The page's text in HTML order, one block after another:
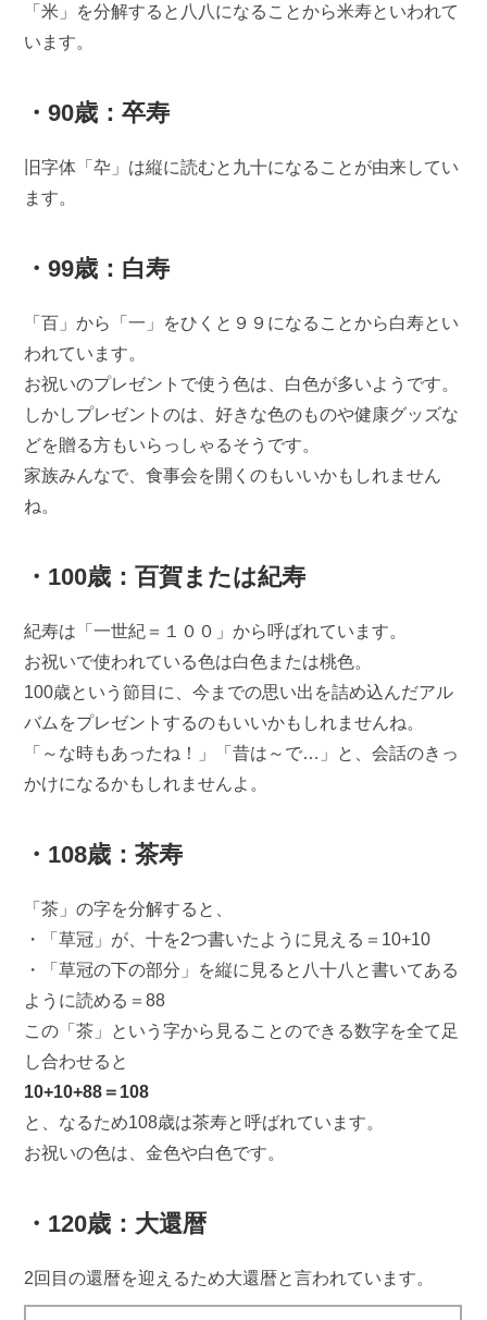
「米」を分解すると八八になることから米寿といわれて
います。
・90歳：卒寿
旧字体「卆」は縦に読むと九十になることが由来してい
ます。
・99歳：白寿
「百」から「一」をひくと９９になることから白寿とい
われています。
お祝いのプレゼントで使う色は、白色が多いようです。
しかしプレゼントのは、好きな色のものや健康グッズな
どを贈る方もいらっしゃるそうです。
家族みんなで、食事会を開くのもいいかもしれません
ね。
・100歳：百賀または紀寿
紀寿は「一世紀＝１００」から呼ばれています。
お祝いで使われている色は白色または桃色。
100歳という節目に、今までの思い出を詰め込んだアル
バムをプレゼントするのもいいかもしれませんね。
「～な時もあったね！」「昔は～で…」と、会話のきっ
かけになるかもしれませんよ。
・108歳：茶寿
「茶」の字を分解すると、
・「草冠」が、十を2つ書いたように見える＝10+10
・「草冠の下の部分」を縦に見ると八十八と書いてある
ように読める＝88
この「茶」という字から見ることのできる数字を全て足
し合わせると
10+10+88＝108
と、なるため108歳は茶寿と呼ばれています。
お祝いの色は、金色や白色です。
・120歳：大還暦
2回目の還暦を迎えるため大還暦と言われています。